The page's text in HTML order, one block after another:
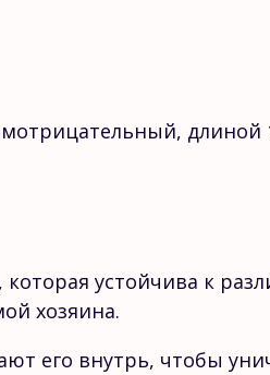
устойчива к
хозяина.
его внутрь, чтобы